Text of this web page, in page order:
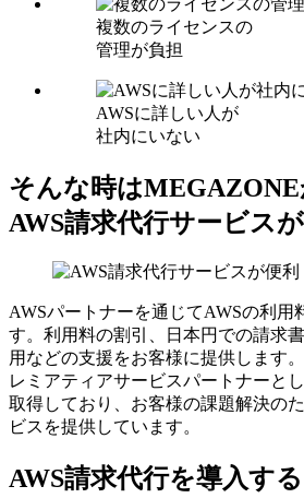
複数のライセンスの
管理が負担
AWSに詳しい人が
社内にいない
そんな時は
AWS請求代行サービス
AWSパートナーを通じてAWSの利用
す。利用料の割引、日本円での請求
用などの支援をお客様に提供します
レミアティアサービスパートナーと
取得しており、お客様の課題解決の
ビスを提供しています。
AWS請求代行を導入す